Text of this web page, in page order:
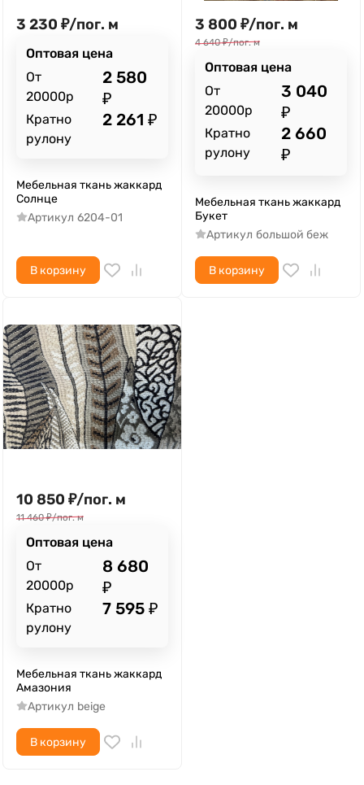
3 230 ₽/пог. м
Оптовая цена
От
20000р
2 580
₽
Кратно
рулону
2 261 ₽
Мебельная ткань жаккард
Солнце
Артикул 6204-01
В корзину
3 800 ₽/пог. м
4 640 ₽/пог. м
Оптовая цена
От
20000р
3 040
₽
Кратно
рулону
2 660
₽
Мебельная ткань жаккард
Букет
Артикул большой беж
В корзину
10 850 ₽/пог. м
11 460 ₽/пог. м
Оптовая цена
От
20000р
8 680
₽
Кратно
рулону
7 595 ₽
Мебельная ткань жаккард
Амазония
Артикул beige
В корзину